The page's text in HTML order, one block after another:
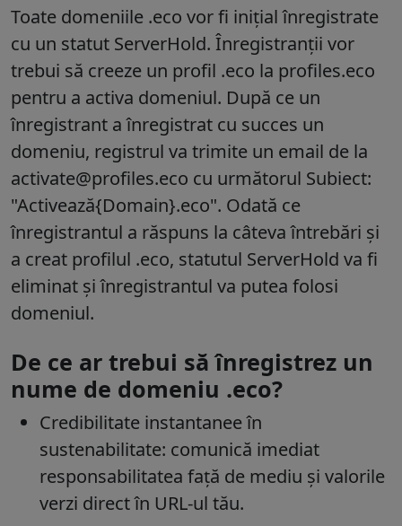
Toate domeniile .eco vor fi inițial înregistrate
cu un statut ServerHold. Înregistranții vor
trebui să creeze un profil .eco la profiles.eco
pentru a activa domeniul. După ce un
înregistrant a înregistrat cu succes un
domeniu, registrul va trimite un email de la
activate@profiles.eco cu următorul Subiect:
"Activează{Domain}.eco". Odată ce
înregistrantul a răspuns la câteva întrebări și
a creat profilul .eco, statutul ServerHold va fi
eliminat și înregistrantul va putea folosi
domeniul.
De ce ar trebui să înregistrez un
nume de domeniu .eco?
Credibilitate instantanee în
sustenabilitate: comunică imediat
responsabilitatea față de mediu și valorile
verzi direct în URL-ul tău.